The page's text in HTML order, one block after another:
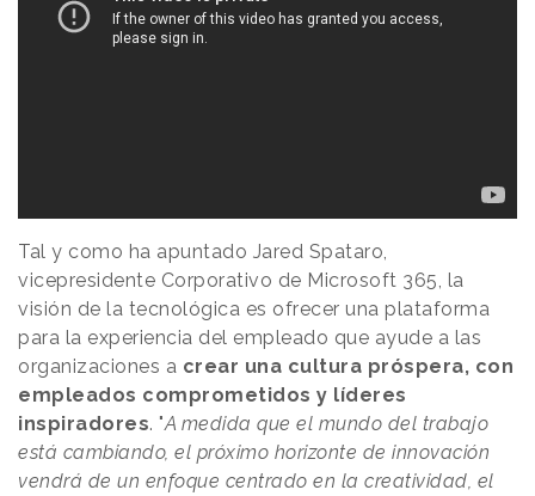
Tal y como ha apuntado Jared Spataro,
vicepresidente Corporativo de Microsoft 365, la
visión de la tecnológica es ofrecer una plataforma
para la experiencia del empleado que ayude a las
organizaciones a crear una cultura próspera, con
empleados comprometidos y líderes
inspiradores. "A medida que el mundo del trabajo
está cambiando, el próximo horizonte de innovación
vendrá de un enfoque centrado en la creatividad, el